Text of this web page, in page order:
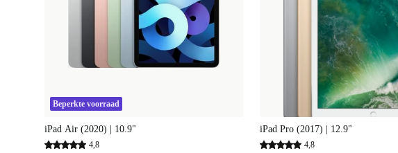
Beperkte voorraad
iPad Air (2020) | 10.9"
4,8
iPad Pro (2017) | 12.9"
4,8